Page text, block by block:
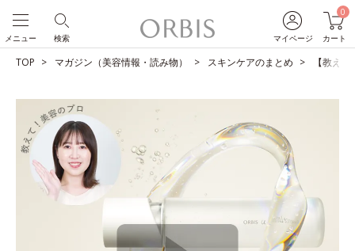
マイページ
0
カート
検索
メニュー
TOP マガジン（美容情報・読み物） スキンケアのまとめ 【教え